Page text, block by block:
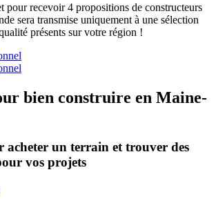
pour recevoir 4 propositions de constructeurs
sera transmise uniquement à une sélection
présents sur votre région !
bien construire en Maine-
acheter un terrain et trouver des
vos projets